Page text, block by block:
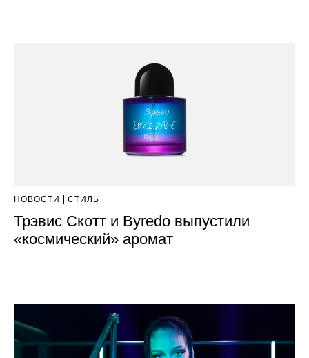
НОВОСТИ СТИЛЬ
Трэвис Скотт и Byredo выпустили
«космический» аромат